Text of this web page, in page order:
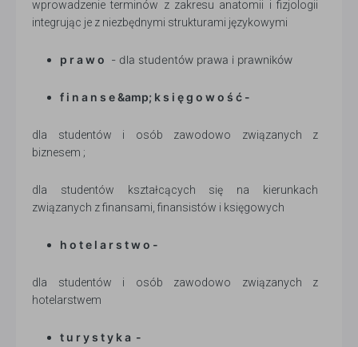
wprowadzenie terminów z zakresu anatomii i fizjologii
integrując je z niezbędnymi strukturami językowymi
p r a w o - dla studentów prawa i prawników
f i n a n s e &amp; k s i ę g o w o ś ć -
dla studentów i osób zawodowo związanych z
biznesem ;
dla studentów kształcących się na kierunkach
związanych z finansami, finansistów i księgowych
h o t e l a r s t w o -
dla studentów i osób zawodowo związanych z
hotelarstwem
t u r y s t y k a -